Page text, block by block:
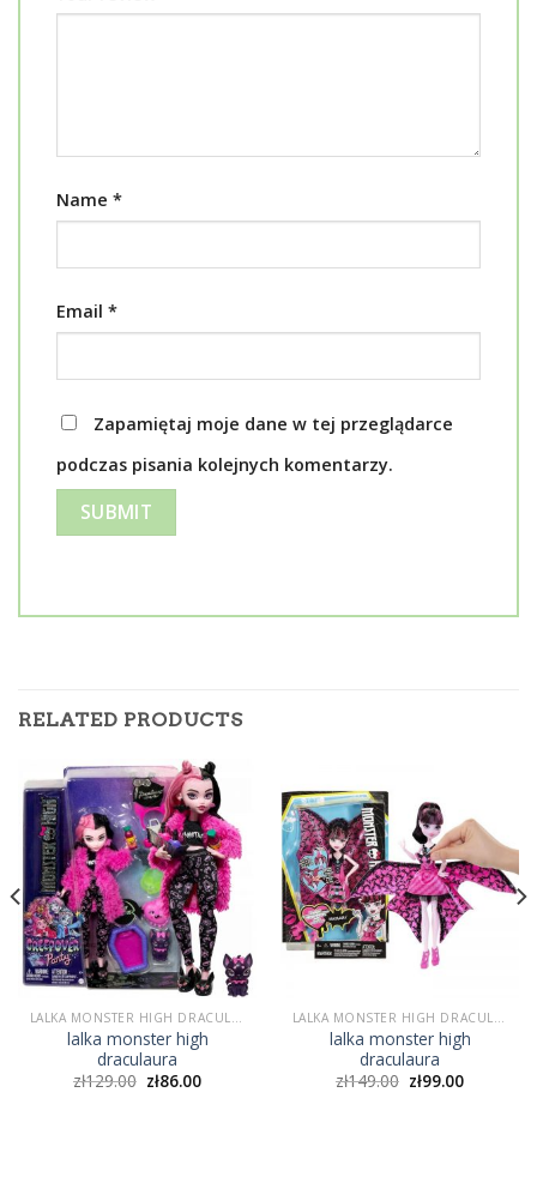
Name *
Email *
Zapamiętaj moje dane w tej przeglądarce
podczas pisania kolejnych komentarzy.
RELATED PRODUCTS
LALKA MONSTER HIGH DRACULAURA
lalka monster high
draculaura
zł129.00 zł86.00
LALKA MONSTER HIGH DRACULAURA
lalka monster high
draculaura
zł149.00 zł99.00